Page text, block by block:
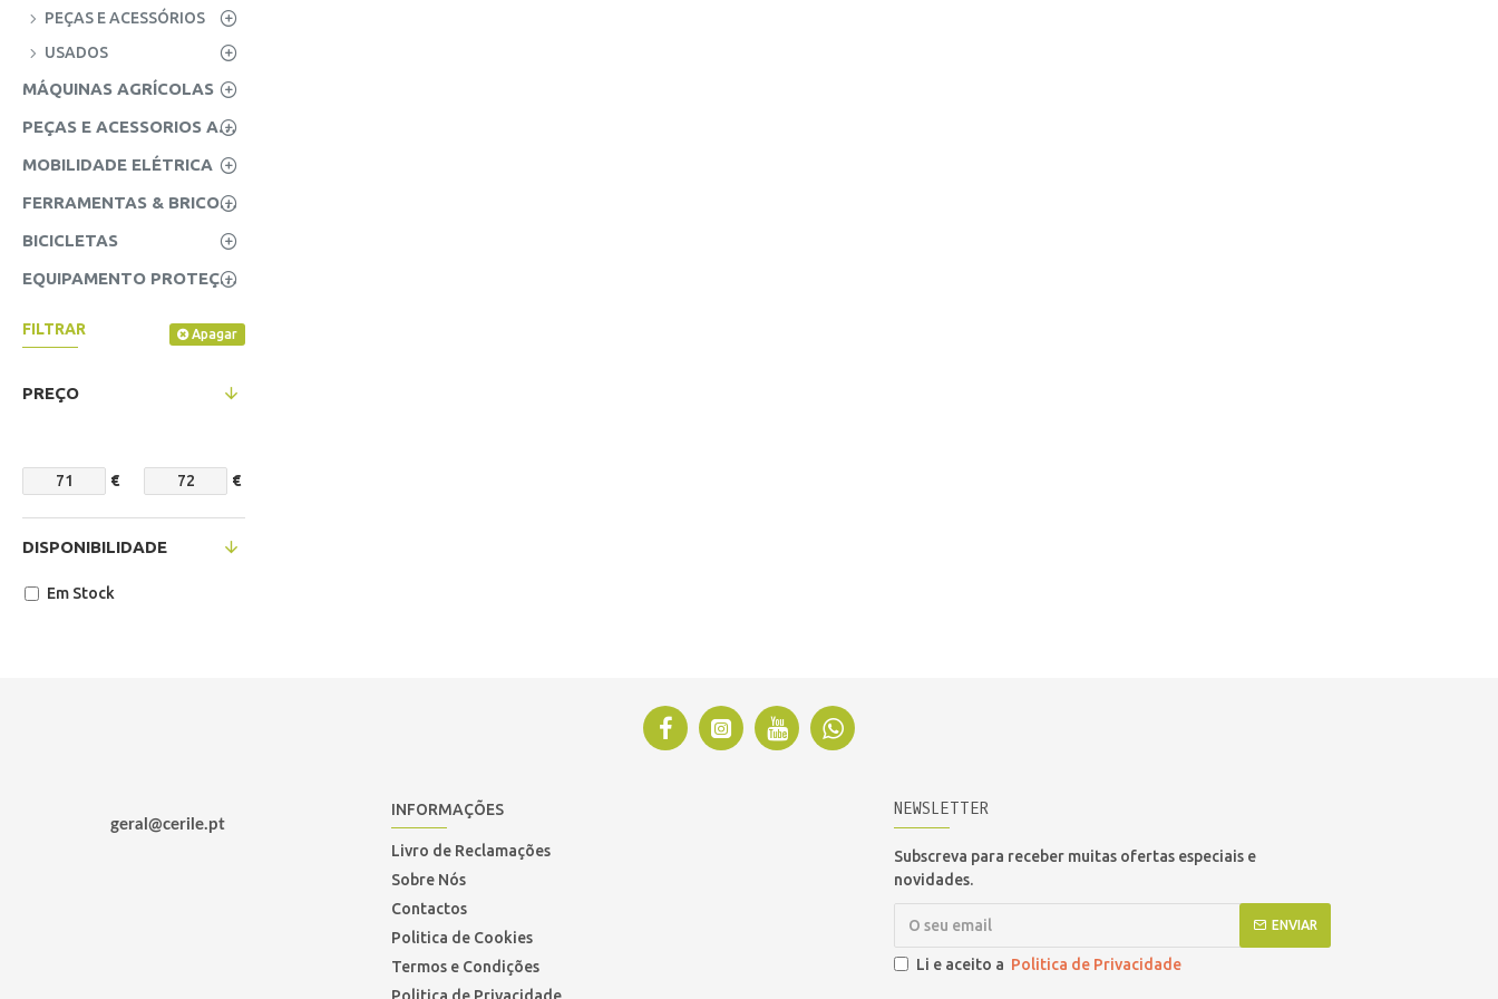
PEÇAS E ACESSÓRIOS
USADOS
MÁQUINAS AGRÍCOLAS
PEÇAS E ACESSORIOS AGRICOLAS
MOBILIDADE ELÉTRICA
FERRAMENTAS & BRICOLAGE
BICICLETAS
EQUIPAMENTO PROTEÇÃO INDIVIDUAL (EPI'S)
FILTRAR Apagar
PREÇO
€ €
DISPONIBILIDADE
Em Stock
geral@cerile.pt
INFORMAÇÕES
Livro de Reclamações
Sobre Nós
Contactos
Politica de Cookies
Termos e Condições
NEWSLETTER
Subscreva para receber muitas ofertas especiais e
novidades.
ENVIAR
Li e aceito a Politica de Privacidade